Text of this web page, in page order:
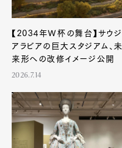
【2034年W杯の舞台】サウジ
アラビアの巨大スタジアム、未
来形への改修イメージ公開
2026.7.14